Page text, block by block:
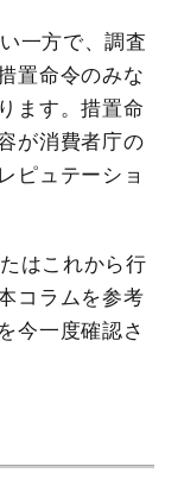
一方で、調査
置命令のみな
ます。措置命
が消費者庁の
ピュテーショ
はこれから行
コラムを参考
今一度確認さ